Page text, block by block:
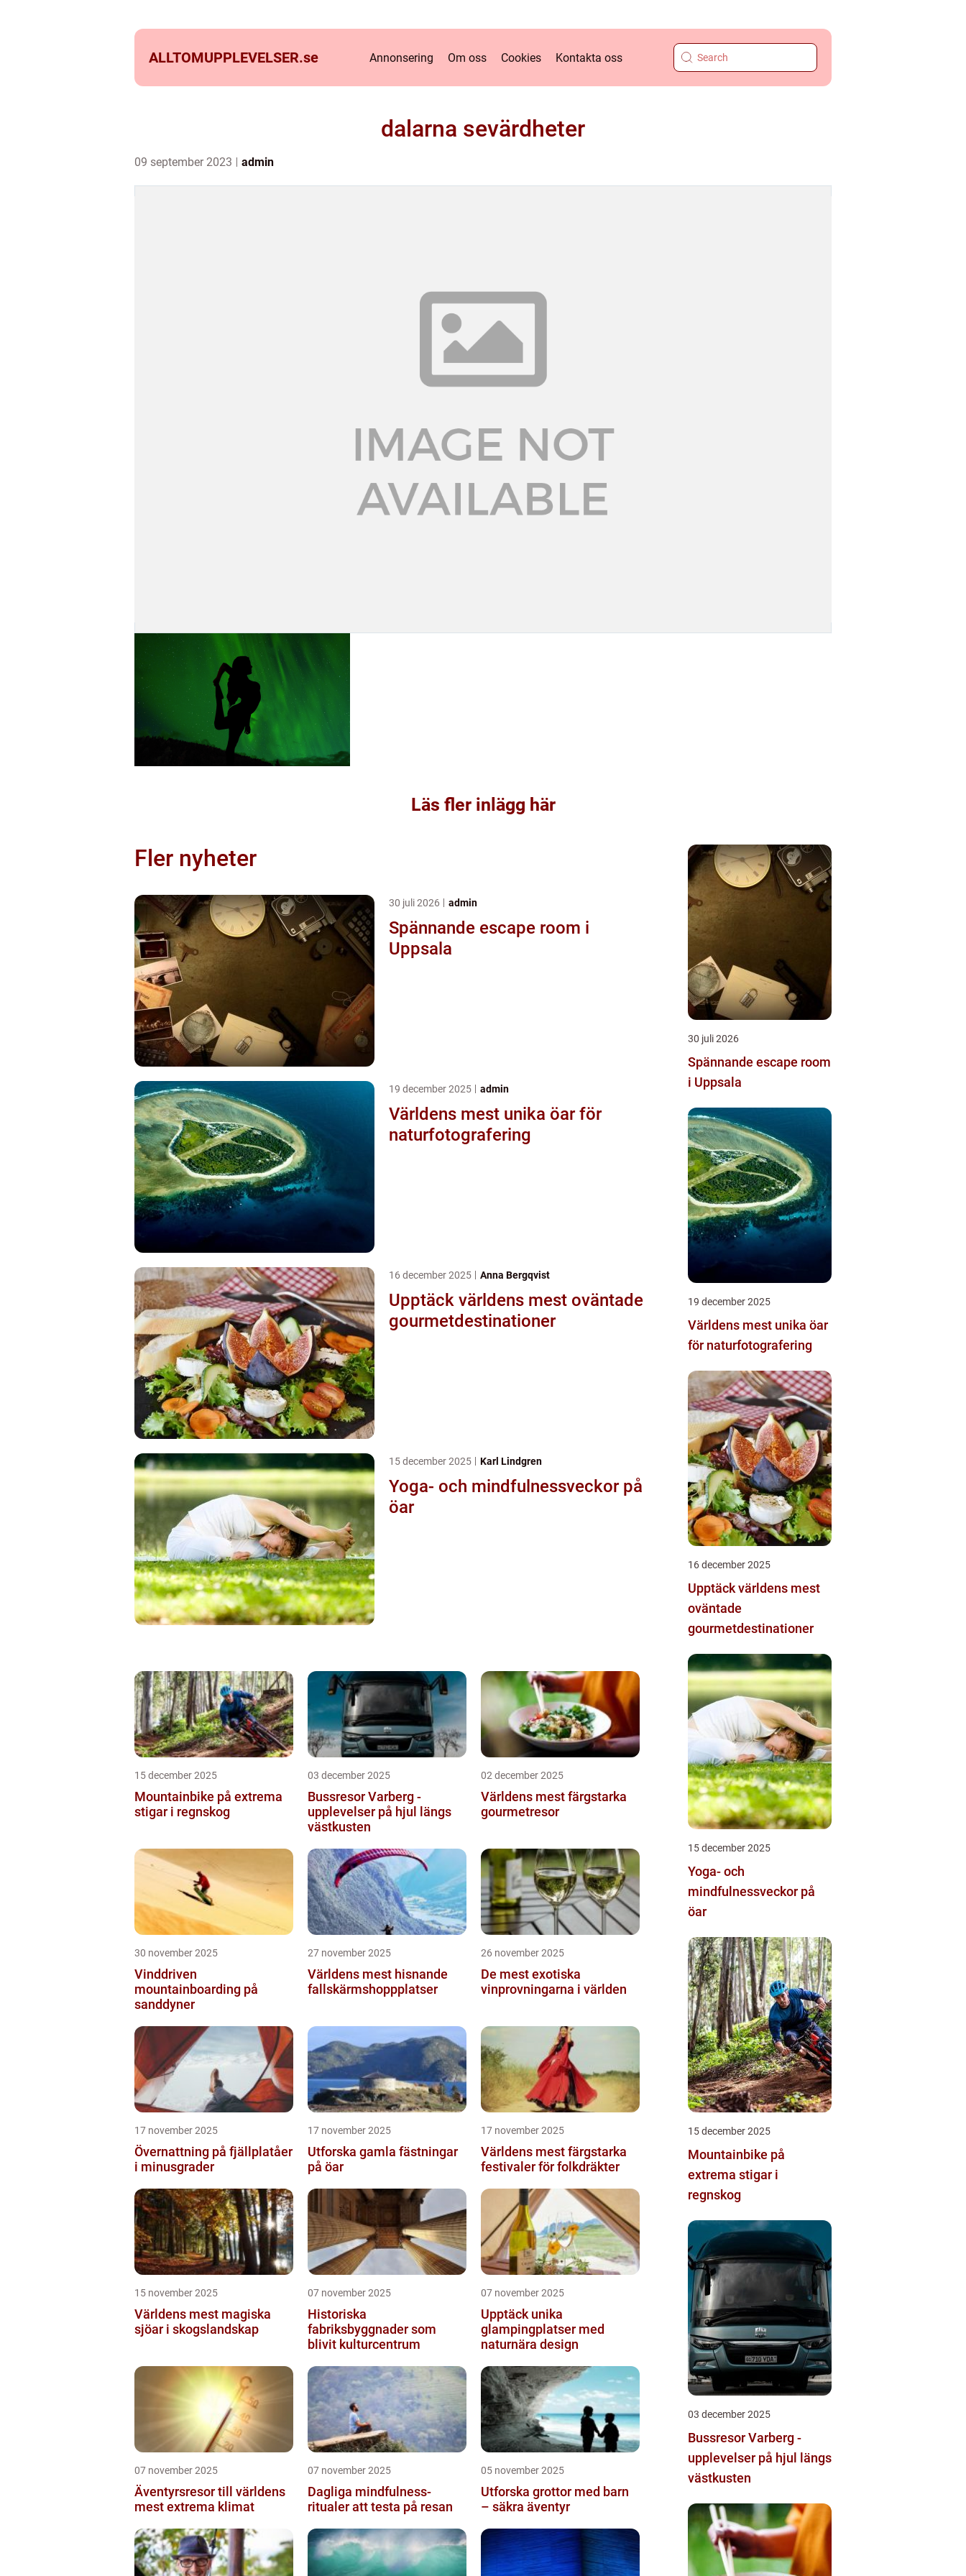
ALLTOMUPPLEVELSER.se Annonsering Om oss Cookies Kontakta oss
dalarna sevärdheter
09 september 2023 admin
Läs fler inlägg här
Fler nyheter
30 juli 2026 admin
Spännande escape room i
Uppsala
19 december 2025 admin
Världens mest unika öar för
naturfotografering
16 december 2025 Anna Bergqvist
Upptäck världens mest oväntade
gourmetdestinationer
15 december 2025 Karl Lindgren
Yoga- och mindfulnessveckor på
öar
15 december 2025
Mountainbike på extrema
stigar i regnskog
03 december 2025
Bussresor Varberg -
upplevelser på hjul längs
västkusten
02 december 2025
Världens mest färgstarka
gourmetresor
30 november 2025
Vinddriven
mountainboarding på
sanddyner
27 november 2025
Världens mest hisnande
fallskärmshoppplatser
26 november 2025
De mest exotiska
vinprovningarna i världen
17 november 2025
Övernattning på fjällplatåer
i minusgrader
17 november 2025
Utforska gamla fästningar
på öar
17 november 2025
Världens mest färgstarka
festivaler för folkdräkter
15 november 2025
Världens mest magiska
sjöar i skogslandskap
07 november 2025
Historiska
fabriksbyggnader som
blivit kulturcentrum
07 november 2025
Upptäck unika
glampingplatser med
naturnära design
07 november 2025
Äventyrsresor till världens
mest extrema klimat
07 november 2025
Dagliga mindfulness-
ritualer att testa på resan
05 november 2025
Utforska grottor med barn
– säkra äventyr
30 juli 2026
Spännande escape room
i Uppsala
19 december 2025
Världens mest unika öar
för naturfotografering
16 december 2025
Upptäck världens mest
oväntade
gourmetdestinationer
15 december 2025
Yoga- och
mindfulnessveckor på
öar
15 december 2025
Mountainbike på
extrema stigar i
regnskog
03 december 2025
Bussresor Varberg -
upplevelser på hjul längs
västkusten